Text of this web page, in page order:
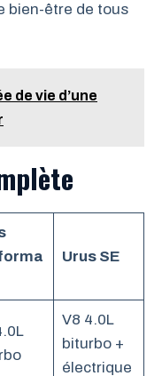
bien-être de tous
de vie d’une
Urus SE
V8 4.0L
biturbo +
électrique